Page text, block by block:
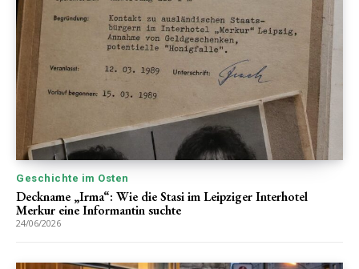
Geschichte im Osten
Deckname „Irma“: Wie die Stasi im Leipziger Interhotel
Merkur eine Informantin suchte
24/06/2026